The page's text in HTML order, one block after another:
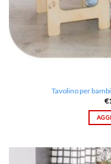
Tavolino per
€